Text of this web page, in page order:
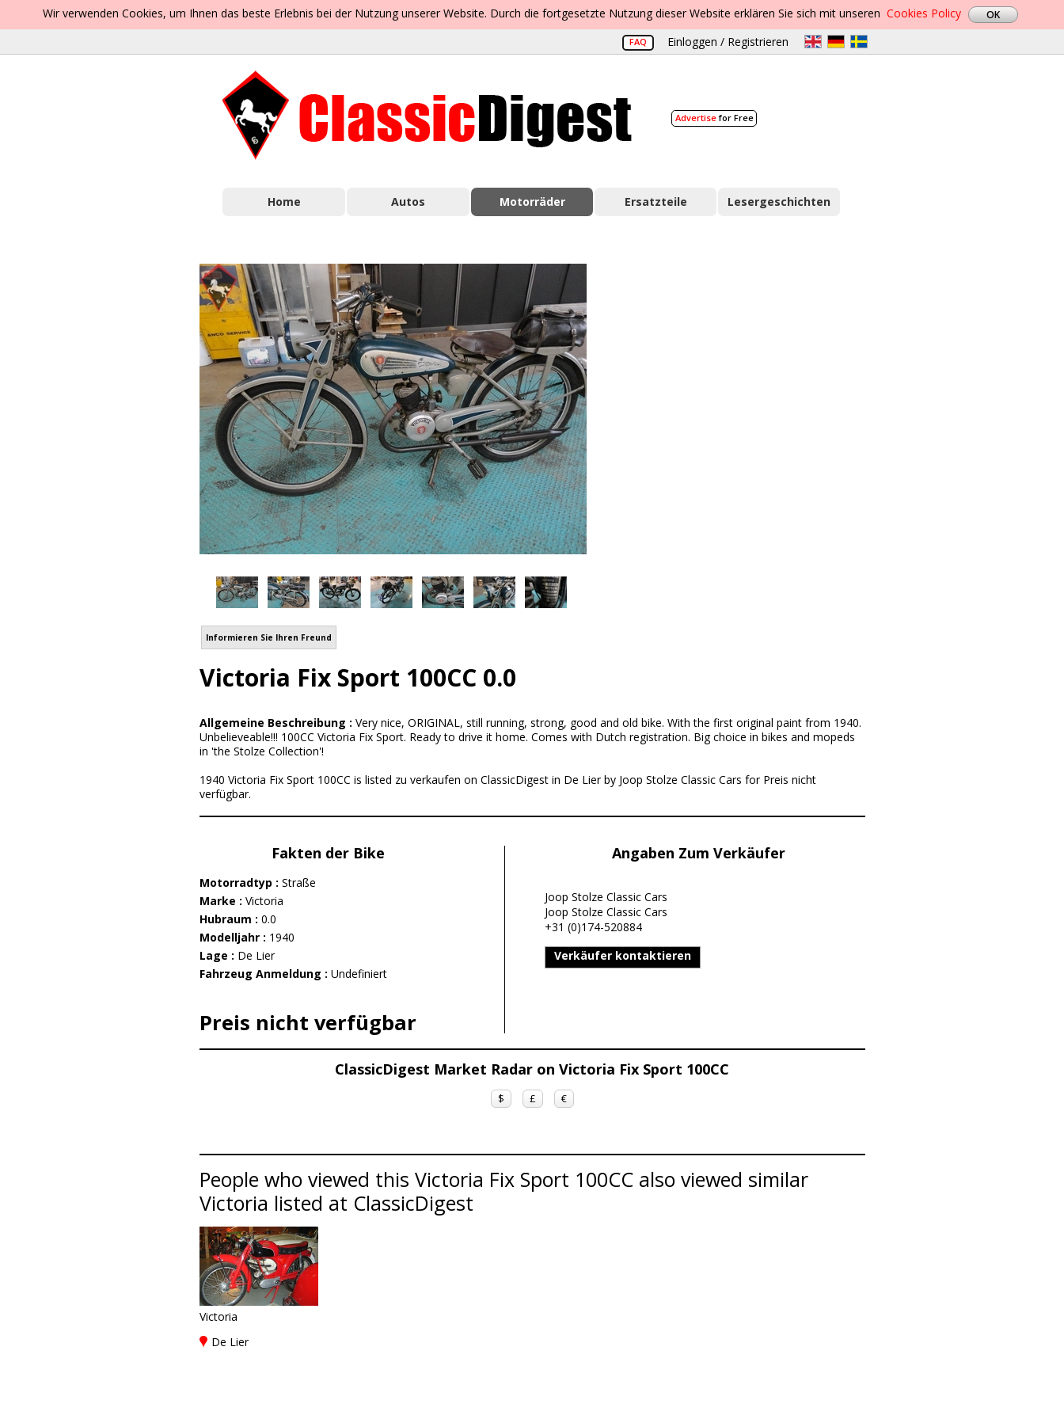
Wir verwenden Cookies, um Ihnen das beste Erlebnis bei der Nutzung unserer Website. Durch die fortgesetzte Nutzung dieser Website erklären Sie sich mit unseren Cookies Policy
FAQ Einloggen / Registrieren
Advertisefor Free
Home Autos Motorräder Ersatzteile Lesergeschichten
Informieren Sie Ihren Freund
Victoria Fix Sport 100CC 0.0
Allgemeine Beschreibung : Very nice, ORIGINAL, still running, strong, good and old bike. With the first original paint from 1940.
Unbelieveable!!! 100CC Victoria Fix Sport. Ready to drive it home. Comes with Dutch registration. Big choice in bikes and mopeds
in 'the Stolze Collection'!
1940 Victoria Fix Sport 100CC is listed zu verkaufen on ClassicDigest in De Lier by Joop Stolze Classic Cars for Preis nicht
verfügbar.
Fakten der Bike
Motorradtyp : Straße
Marke : Victoria
Hubraum : 0.0
Modelljahr : 1940
Lage : De Lier
Fahrzeug Anmeldung : Undefiniert
Preis nicht verfügbar
Angaben Zum Verkäufer
Joop Stolze Classic Cars
Joop Stolze Classic Cars
+31 (0)174-520884
Verkäufer kontaktieren
ClassicDigest Market Radar on Victoria Fix Sport 100CC
$ £ €
People who viewed this Victoria Fix Sport 100CC also viewed similar
Victoria listed at ClassicDigest
Victoria
De Lier